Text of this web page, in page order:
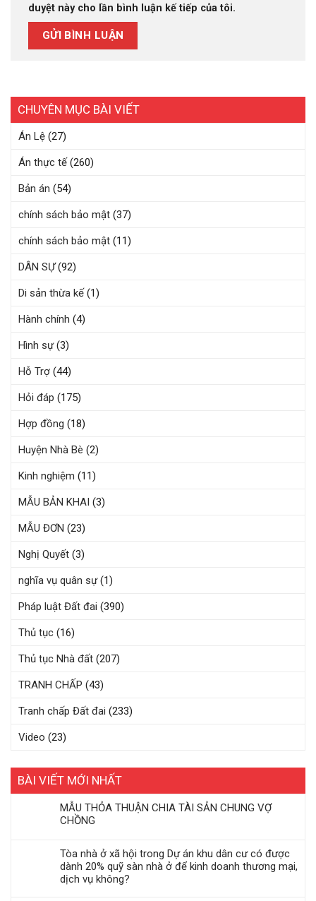
CHUYÊN MỤC BÀI VIẾT
Án Lệ (27)
Án thực tế(260)
Bản án (54)
chính sách bảo mật (37)
chính sách bảo mật (11)
DÂN SỰ(92)
Di sản thừa kế(1)
Hành chính (4)
Hình sự(3)
Hỗ Trợ (44)
Hỏi đáp (175)
Hợp đồng (18)
Huyện Nhà Bè (2)
Kinh nghiệm (11)
MẪU BẢN KHAI (3)
MẪU ĐƠN (23)
Nghị Quyết (3)
nghĩa vụ quân sự(1)
Pháp luật Đất đai (390)
Thủ tục (16)
Thủ tục Nhà đất (207)
TRANH CHẤP (43)
Tranh chấp Đất đai (233)
Video (23)
BÀI VIẾT MỚI NHẤT
MẪU THỎA THUẬN CHIA TÀI SẢN CHUNG VỢ
CHỒNG
Tòa nhà ở xã hội trong Dự án khu dân cư có được
dành 20% quỹ sàn nhà ở để kinh doanh thương mại,
dịch vụ không?
duyệt này cho lần bình luận kế tiếp của tôi.